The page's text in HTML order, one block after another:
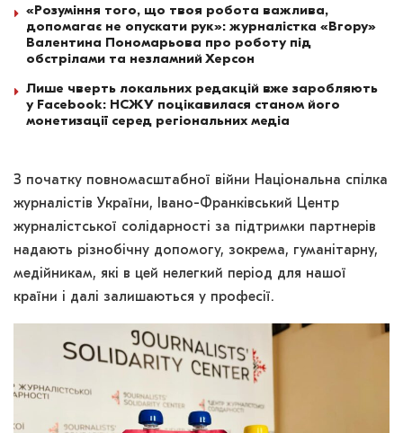
«Розуміння того, що твоя робота важлива,
допомагає не опускати рук»: журналістка «Вгору»
Валентина Пономарьова про роботу під
обстрілами та незламний Херсон
Лише чверть локальних редакцій вже заробляють
у Facebook: НСЖУ поцікавилася станом його
монетизації серед регіональних медіа
З початку повномасштабної війни Національна спілка
журналістів України, Івано-Франківський Центр
журналістської солідарності за підтримки партнерів
надають різнобічну допомогу, зокрема, гуманітарну,
медійникам, які в цей нелегкий період для нашої
країни і далі залишаються у професії.